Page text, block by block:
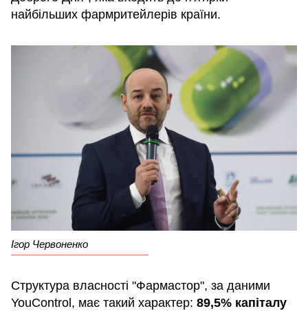
найбільших фармритейлерів країни.
Ігор Червоненко
Структура власності "Фармастор", за даними
YouControl, має такий характер: 89,5% капіталу